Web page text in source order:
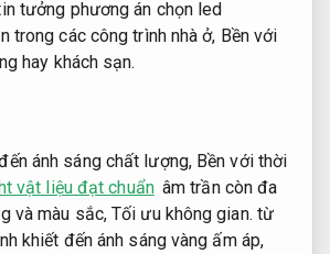
tưởng phương án chọn led
trong các công trình nhà ở, Bền với
hay khách sạn.
ánh sáng chất lượng, Bền với thời
vật liệu đạt chuẩn âm trần còn đa
và màu sắc, Tối ưu không gian. từ
khiết đến ánh sáng vàng ấm áp,